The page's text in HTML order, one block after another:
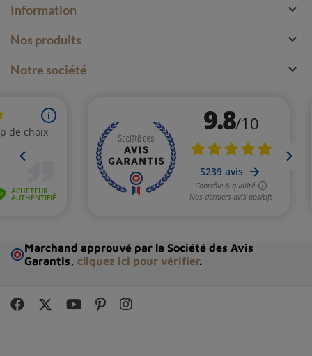
Information 
Nos produits 
Notre société 
Marchand approuvé par la Société des Avis
Garantis, cliquez ici pour vérifier.